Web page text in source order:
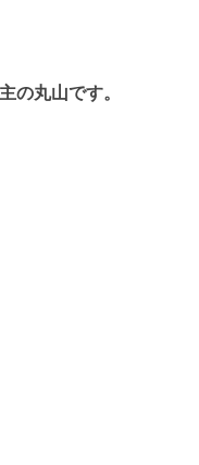
の丸山です。